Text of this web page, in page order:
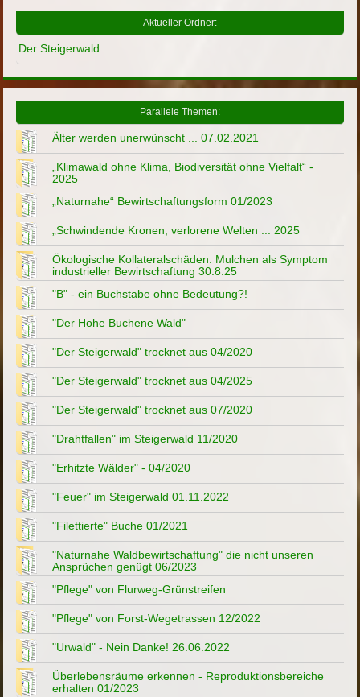
Aktueller Ordner:
Der Steigerwald
Parallele Themen:
Älter werden unerwünscht ... 07.02.2021
„Klimawald ohne Klima, Biodiversität ohne Vielfalt“ -
2025
„Naturnahe“ Bewirtschaftungsform 01/2023
„Schwindende Kronen, verlorene Welten ... 2025
Ökologische Kollateralschäden: Mulchen als Symptom
industrieller Bewirtschaftung 30.8.25
"B" - ein Buchstabe ohne Bedeutung?!
"Der Hohe Buchene Wald"
"Der Steigerwald" trocknet aus 04/2020
"Der Steigerwald" trocknet aus 04/2025
"Der Steigerwald" trocknet aus 07/2020
"Drahtfallen" im Steigerwald 11/2020
"Erhitzte Wälder" - 04/2020
"Feuer" im Steigerwald 01.11.2022
"Filettierte" Buche 01/2021
"Naturnahe Waldbewirtschaftung" die nicht unseren
Ansprüchen genügt 06/2023
"Pflege" von Flurweg-Grünstreifen
"Pflege" von Forst-Wegetrassen 12/2022
"Urwald" - Nein Danke! 26.06.2022
Überlebensräume erkennen - Reproduktionsbereiche
erhalten 01/2023